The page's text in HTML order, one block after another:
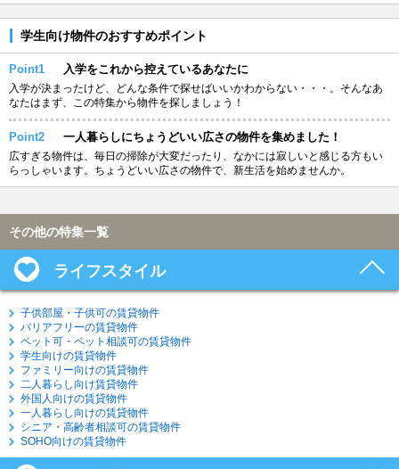
学生向け物件のおすすめポイント
Point1 入学をこれから控えているあなたに
入学が決まったけど、どんな条件で探せばいいかわからない・・・。そんなあ
なたはまず、この特集から物件を探しましょう！
Point2 一人暮らしにちょうどいい広さの物件を集めました！
広すぎる物件は、毎日の掃除が大変だったり、なかには寂しいと感じる方もい
らっしゃいます。ちょうどいい広さの物件で、新生活を始めませんか。
その他の特集一覧
ライフスタイル
子供部屋・子供可の賃貸物件
バリアフリーの賃貸物件
ペット可・ペット相談可の賃貸物件
学生向けの賃貸物件
ファミリー向けの賃貸物件
二人暮らし向け賃貸物件
外国人向けの賃貸物件
一人暮らし向けの賃貸物件
シニア・高齢者相談可の賃貸物件
SOHO向けの賃貸物件